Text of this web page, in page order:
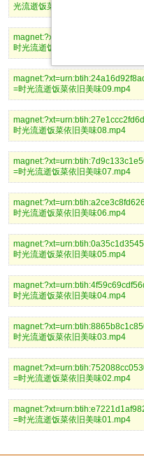
光流逝饭菜依旧美味11.mp4
时光流逝饭菜依旧美味10.mp4
=时光流逝饭菜依旧美味09.mp4
时光流逝饭菜依旧美味08.mp4
=时光流逝饭菜依旧美味07.mp4
时光流逝饭菜依旧美味06.mp4
时光流逝饭菜依旧美味05.mp4
时光流逝饭菜依旧美味04.mp4
时光流逝饭菜依旧美味03.mp4
=时光流逝饭菜依旧美味02.mp4
=时光流逝饭菜依旧美味01.mp4